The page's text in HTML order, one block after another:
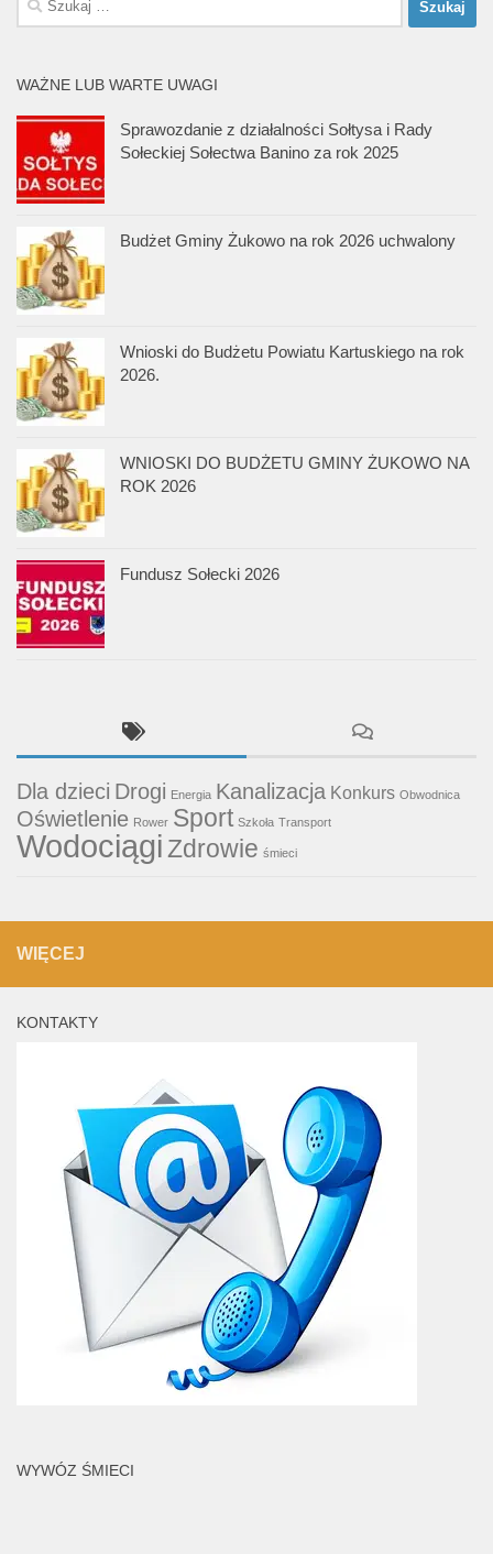
WAŻNE LUB WARTE UWAGI
Sprawozdanie z działalności Sołtysa i Rady
Sołeckiej Sołectwa Banino za rok 2025
Budżet Gminy Żukowo na rok 2026 uchwalony
Wnioski do Budżetu Powiatu Kartuskiego na rok
2026.
WNIOSKI DO BUDŻETU GMINY ŻUKOWO NA
ROK 2026
Fundusz Sołecki 2026
Dla dzieci Drogi Energia Kanalizacja Konkurs Obwodnica
Oświetlenie Rower Sport Szkoła Transport
WodociągiZdrowie śmieci
WIĘCEJ
KONTAKTY
WYWÓZ ŚMIECI